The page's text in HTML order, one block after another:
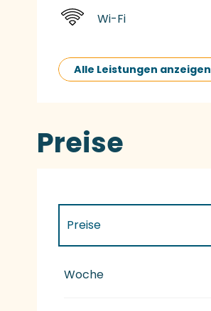
Wi-Fi
Alle Leistungen anzeigen
Preise
Preise
Preise 2027
Woche